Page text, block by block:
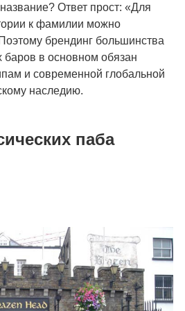
Ответ прост: «Для
к фамилии можно
брендинг большинства
в основном обязан
и современной глобальной
наследию.
паба